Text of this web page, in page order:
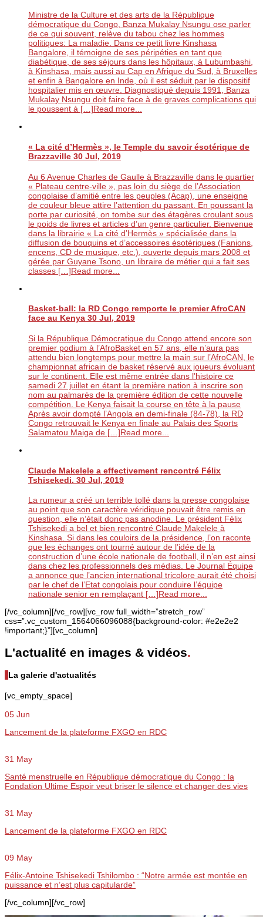
Ministre de la Culture et des arts de la République
démocratique du Congo, Banza Mukalay Nsungu ose parler
de ce qui souvent, relève du tabou chez les hommes
politiques: La maladie. Dans ce petit livre Kinshasa
Bangalore, il témoigne de ses péripéties en tant que
diabétique, de ses séjours dans les hôpitaux, à Lubumbashi,
à Kinshasa, mais aussi au Cap en Afrique du Sud, à Bruxelles
et enfin à Bangalore en Inde, où il est séduit par le dispositif
hospitalier mis en œuvre. Diagnostiqué depuis 1991, Banza
Mukalay Nsungu doit faire face à de graves complications qui
le poussent à […]Read more...
« La cité d’Hermès », le Temple du savoir ésotérique de
Brazzaville 30 Jul, 2019
Au 6 Avenue Charles de Gaulle à Brazzaville dans le quartier
« Plateau centre-ville », pas loin du siège de l’Association
congolaise d’amitié entre les peuples (Acap), une enseigne
de couleur bleue attire l’attention du passant. En poussant la
porte par curiosité, on tombe sur des étagères croulant sous
le poids de livres et articles d’un genre particulier. Bienvenue
dans la librairie « La cité d’Hermès » spécialisée dans la
diffusion de bouquins et d’accessoires ésotériques (Fanions,
encens, CD de musique, etc.), ouverte depuis mars 2008 et
gérée par Guyane Tsono, un libraire de métier qui a fait ses
classes […]Read more...
Basket-ball: la RD Congo remporte le premier AfroCAN
face au Kenya 30 Jul, 2019
Si la République Démocratique du Congo attend encore son
premier podium à l’AfroBasket en 57 ans, elle n’aura pas
attendu bien longtemps pour mettre la main sur l’AfroCAN, le
championnat africain de basket réservé aux joueurs évoluant
sur le continent. Elle est même entrée dans l’histoire ce
samedi 27 juillet en étant la première nation à inscrire son
nom au palmarès de la première édition de cette nouvelle
compétition. Le Kenya faisait la course en tête à la pause
Après avoir dompté l’Angola en demi-finale (84-78), la RD
Congo retrouvait le Kenya en finale au Palais des Sports
Salamatou Maiga de […]Read more...
Claude Makelele a effectivement rencontré Félix
Tshisekedi. 30 Jul, 2019
La rumeur a créé un terrible tollé dans la presse congolaise
au point que son caractère véridique pouvait être remis en
question, elle n’était donc pas anodine. Le président Félix
Tshisekedi a bel et bien rencontré Claude Makelele à
Kinshasa. Si dans les couloirs de la présidence, l’on raconte
que les échanges ont tourné autour de l’idée de la
construction d’une école nationale de football, il n’en est ainsi
dans chez les professionnels des médias. Le Journal Équipe
a annonce que l’ancien international tricolore aurait été choisi
par le chef de l’Etat congolais pour conduire l’équipe
nationale senior en remplaçant […]Read more...
[/vc_column][/vc_row][vc_row full_width=”stretch_row”
css=”.vc_custom_1564066096088{background-color: #e2e2e2
!important;}”][vc_column]
L'actualité en images & vidéos.
La galerie d'actualités
[vc_empty_space]
05 Jun
Lancement de la plateforme FXGO en RDC
31 May
Santé menstruelle en République démocratique du Congo : la
Fondation Ultime Espoir veut briser le silence et changer des vies
31 May
Lancement de la plateforme FXGO en RDC
09 May
Félix-Antoine Tshisekedi Tshilombo : “Notre armée est montée en
puissance et n’est plus capitularde”
[/vc_column][/vc_row]